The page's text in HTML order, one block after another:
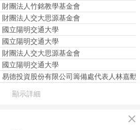
顯示詳細
財團法人竹銘教學基金會
財團法人交大思源基金會
國立陽明交通大學
國立陽明交通大學
財團法人交大思源基金會
國立陽明交通大學
易德投資股份有限公司籌備處代表人林嘉勳
close